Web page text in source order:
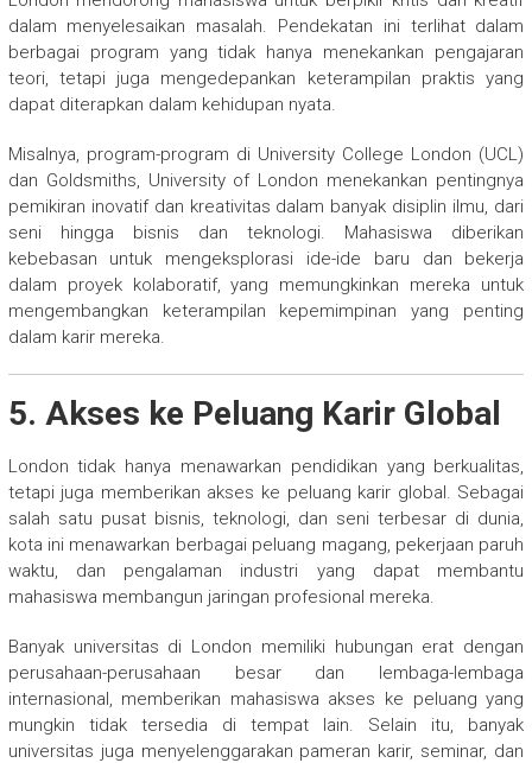
dalam menyelesaikan masalah. Pendekatan ini terlihat dalam
berbagai program yang tidak hanya menekankan pengajaran
teori, tetapi juga mengedepankan keterampilan praktis yang
dapat diterapkan dalam kehidupan nyata.
Misalnya, program-program di University College London (UCL)
dan Goldsmiths, University of London menekankan pentingnya
pemikiran inovatif dan kreativitas dalam banyak disiplin ilmu, dari
seni hingga bisnis dan teknologi. Mahasiswa diberikan
kebebasan untuk mengeksplorasi ide-ide baru dan bekerja
dalam proyek kolaboratif, yang memungkinkan mereka untuk
mengembangkan keterampilan kepemimpinan yang penting
dalam karir mereka.
5. Akses ke Peluang Karir Global
London tidak hanya menawarkan pendidikan yang berkualitas,
tetapi juga memberikan akses ke peluang karir global. Sebagai
salah satu pusat bisnis, teknologi, dan seni terbesar di dunia,
kota ini menawarkan berbagai peluang magang, pekerjaan paruh
waktu, dan pengalaman industri yang dapat membantu
mahasiswa membangun jaringan profesional mereka.
Banyak universitas di London memiliki hubungan erat dengan
perusahaan-perusahaan besar dan lembaga-lembaga
internasional, memberikan mahasiswa akses ke peluang yang
mungkin tidak tersedia di tempat lain. Selain itu, banyak
universitas juga menyelenggarakan pameran karir, seminar, dan